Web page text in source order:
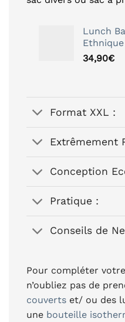
Lunch
Ethnique
34,90€
Format XXL :
Extrêmement
Conception
Pratique :
Conseils de
Pour compléter
n’oubliez pas de
couverts et/ ou des
une bouteille